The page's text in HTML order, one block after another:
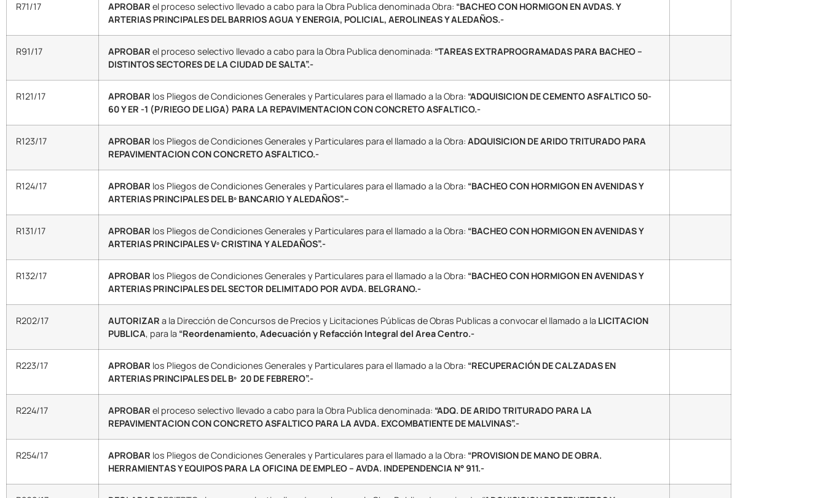
R71/17 APROBAR el proceso selectivo llevado a cabo para la Obra Publica denominada Obra: “BACHEO CON HORMIGON EN AVDAS. Y
ARTERIAS PRINCIPALES DEL BARRIOS AGUA Y ENERGIA, POLICIAL, AEROLINEAS Y ALEDAÑOS.-
R91/17 APROBAR el proceso selectivo llevado a cabo para la Obra Publica denominada: “TAREAS EXTRAPROGRAMADAS PARA BACHEO –
DISTINTOS SECTORES DE LA CIUDAD DE SALTA”.-
R121/17 APROBAR los Pliegos de Condiciones Generales y Particulares para el llamado a la Obra: “ADQUISICION DE CEMENTO ASFALTICO 50-
60 Y ER -1 (P/RIEGO DE LIGA) PARA LA REPAVIMENTACION CON CONCRETO ASFALTICO.-
R123/17 APROBAR los Pliegos de Condiciones Generales y Particulares para el llamado a la Obra: ADQUISICION DE ARIDO TRITURADO PARA
REPAVIMENTACION CON CONCRETO ASFALTICO.-
R124/17 APROBAR los Pliegos de Condiciones Generales y Particulares para el llamado a la Obra: “BACHEO CON HORMIGON EN AVENIDAS Y
ARTERIAS PRINCIPALES DEL Bº BANCARIO Y ALEDAÑOS”.–
R131/17 APROBAR los Pliegos de Condiciones Generales y Particulares para el llamado a la Obra: “BACHEO CON HORMIGON EN AVENIDAS Y
ARTERIAS PRINCIPALES Vº CRISTINA Y ALEDAÑOS”.-
R132/17 APROBAR los Pliegos de Condiciones Generales y Particulares para el llamado a la Obra: “BACHEO CON HORMIGON EN AVENIDAS Y
ARTERIAS PRINCIPALES DEL SECTOR DELIMITADO POR AVDA. BELGRANO.-
R202/17 AUTORIZAR a la Dirección de Concursos de Precios y Licitaciones Públicas de Obras Publicas a convocar el llamado a la LICITACION
PUBLICA, para la “Reordenamiento, Adecuación y Refacción Integral del Area Centro.-
R223/17 APROBAR los Pliegos de Condiciones Generales y Particulares para el llamado a la Obra: “RECUPERACIÓN DE CALZADAS EN
ARTERIAS PRINCIPALES DEL Bº 20 DE FEBRERO”.-
R224/17 APROBAR el proceso selectivo llevado a cabo para la Obra Publica denominada: “ADQ. DE ARIDO TRITURADO PARA LA
REPAVIMENTACION CON CONCRETO ASFALTICO PARA LA AVDA. EXCOMBATIENTE DE MALVINAS”.-
R254/17 APROBAR los Pliegos de Condiciones Generales y Particulares para el llamado a la Obra: “PROVISION DE MANO DE OBRA.
HERRAMIENTAS Y EQUIPOS PARA LA OFICINA DE EMPLEO – AVDA. INDEPENDENCIA N° 911.-